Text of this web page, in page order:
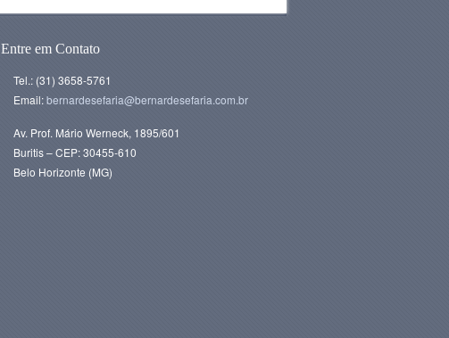
Entre em Contato
Tel.: (31) 3658-5761
Email:bernardesefaria@bernardesefaria.com.br
Av. Prof. Mário Werneck, 1895/601
Buritis – CEP: 30455-610
Belo Horizonte (MG)